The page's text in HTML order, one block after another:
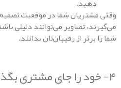
شما در موقعیت تصمیم گیری
تصاویر می‌توانند دلیلی باشند که
از رقیبان‌تان بدانند.